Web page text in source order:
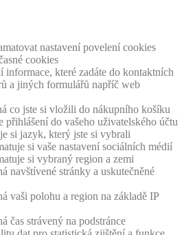
nastavení povelení cookies
cookies
informace, které zadáte do kontaktních
a jiných formulářů napříč web
co jste si vložili do nákupního košíku
přihlášení do vašeho uživatelského účtu
si jazyk, který jste si vybrali
si vaše nastavení sociálních médií
si vybraný region a zemi
navštívené stránky a uskutečněné
vaši polohu a region na základě IP
čas strávený na podstránce